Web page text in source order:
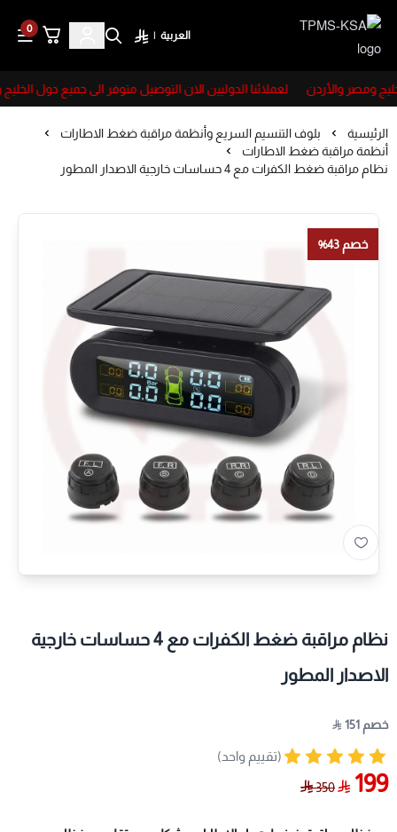
TPMS-KSA
العربية |
0
ومصر والأردن لعملائنا الدوليين الان التوصيل متوفر الى جميع دول
الرئيسية
بلوف التنسيم السريع وأنظمة مراقبة ضغط الاطارات
أنظمة مراقبة ضغط الاطارات
نظام مراقبة ضغط الكفرات مع 4 حساسات خارجية الاصدار المطور
خصم 43%
نظام مراقبة ضغط الكفرات مع 4 حساسات خارجية
الاصدار المطور
خصم 151
(تقييم واحد)
199
350